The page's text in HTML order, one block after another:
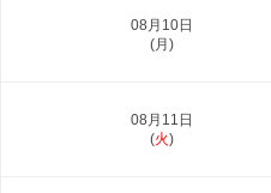
08月10日
(月 )
08月11日
(火)